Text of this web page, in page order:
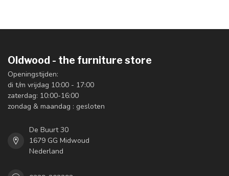
Oldwood - the furniture store
Openingstijden:
di t/m vrijdag 10:00 - 17:00
zaterdag: 10:00-16:00
zondag & maandag : gesloten
De Buurt 30
1679 GG Midwoud
Nederland